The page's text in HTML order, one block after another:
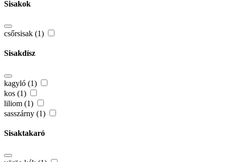
Sisakok
csőrsisak (1)
Sisakdísz
kagyló (1)
kos (1)
liliom (1)
sasszárny (1)
Sisaktakaró